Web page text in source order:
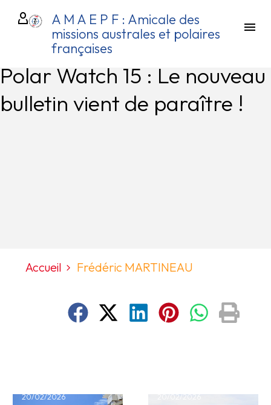
A M A E P F : Amicale des
missions australes et polaires
françaises
Polar Watch 15 : Le nouveau
bulletin vient de paraître !
Accueil Frédéric MARTINEAU
20/02/2026 20/02/2026